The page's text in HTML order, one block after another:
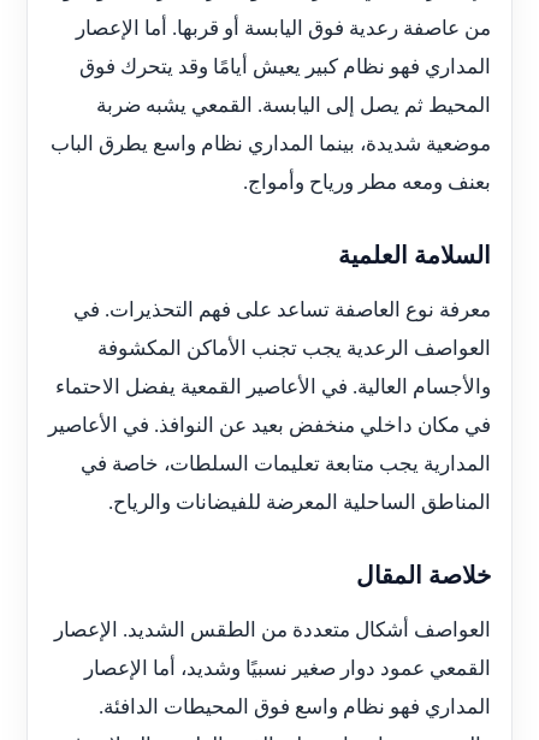
من عاصفة رعدية فوق اليابسة أو قربها. أما الإعصار
المداري فهو نظام كبير يعيش أيامًا وقد يتحرك فوق
المحيط ثم يصل إلى اليابسة. القمعي يشبه ضربة
موضعية شديدة، بينما المداري نظام واسع يطرق الباب
بعنف ومعه مطر ورياح وأمواج.
السلامة العلمية
معرفة نوع العاصفة تساعد على فهم التحذيرات. في
العواصف الرعدية يجب تجنب الأماكن المكشوفة
والأجسام العالية. في الأعاصير القمعية يفضل الاحتماء
في مكان داخلي منخفض بعيد عن النوافذ. في الأعاصير
المدارية يجب متابعة تعليمات السلطات، خاصة في
المناطق الساحلية المعرضة للفيضانات والرياح.
خلاصة المقال
العواصف أشكال متعددة من الطقس الشديد. الإعصار
القمعي عمود دوار صغير نسبيًا وشديد، أما الإعصار
المداري فهو نظام واسع فوق المحيطات الدافئة.